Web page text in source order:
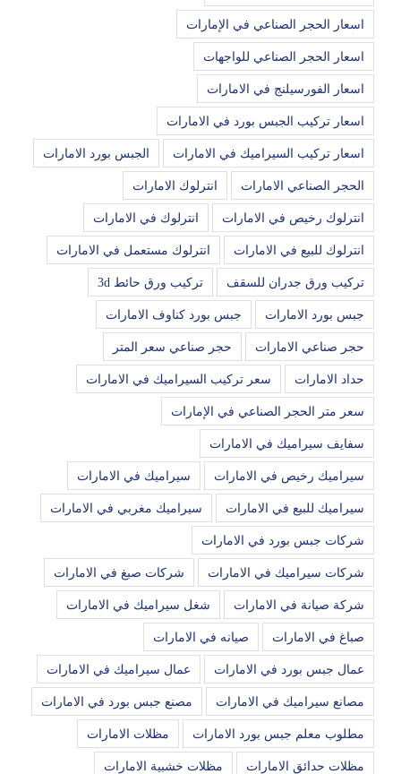
اسعار الحجر الصناعي في الإمارات
اسعار الحجر الصناعي للواجهات
اسعار الفورسيلنج في الامارات
اسعار تركيب الجبس بورد في الامارات
اسعار تركيب السيراميك في الامارات الجبس بورد الامارات
الحجر الصناعي الامارات انترلوك الامارات
انترلوك رخيص في الامارات انترلوك في الامارات
انترلوك للبيع في الامارات انترلوك مستعمل في الامارات
تركيب ورق جدران للسقف تركيب ورق حائط 3d
جبس بورد الامارات جبس بورد كناوف الامارات
حجر صناعي الامارات حجر صناعي سعر المتر
حداد الامارات سعر تركيب السيراميك في الامارات
سعر متر الحجر الصناعي في الإمارات
سفايف سيراميك في الامارات
سيراميك رخيص في الامارات سيراميك في الامارات
سيراميك للبيع في الامارات سيراميك مغربي في الامارات
شركات جبس بورد في الامارات
شركات سيراميك في الامارات شركات صبغ في الامارات
شركة صيانة في الامارات شغل سيراميك في الامارات
صباغ في الامارات صيانه في الامارات
عمال جبس بورد في الامارات عمال سيراميك في الامارات
مصانع سيراميك في الامارات مصنع جبس بورد في الامارات
مطلوب معلم جبس بورد الامارات مظلات الامارات
مظلات حدائق الامارات مظلات خشبية الامارات